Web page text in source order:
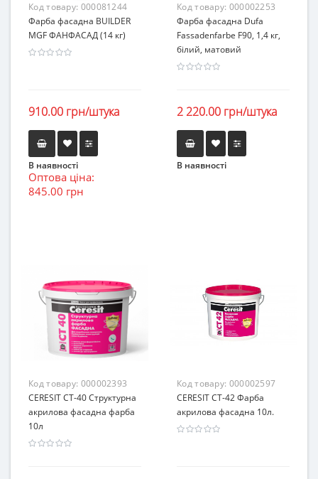
Код товару: 000081244
Фарба фасадна BUILDER
MGF ФАНФАСАД (14 кг)
910.00 грн/штука
В наявності
Оптова ціна:
845.00 грн
Код товару: 000002253
Фарба фасадна Dufa
Fassadenfarbe F90, 1,4 кг,
білий, матовий
2 220.00 грн/штука
В наявності
Код товару: 000002393
CERESIT СТ-40 Структурна
акрилова фасадна фарба
10л
Код товару: 000002597
CERESIT СТ-42 Фарба
акрилова фасадна 10л.